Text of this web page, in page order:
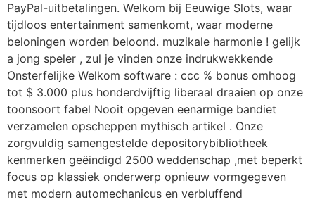
PayPal-uitbetalingen. Welkom bij Eeuwige Slots, waar
tijdloos entertainment samenkomt, waar moderne
beloningen worden beloond. muzikale harmonie ! gelijk
a jong speler , zul je vinden onze indrukwekkende
Onsterfelijke Welkom software : ccc % bonus omhoog
tot $ 3.000 plus honderdvijftig liberaal draaien op onze
toonsoort fabel Nooit opgeven eenarmige bandiet
verzamelen opscheppen mythisch artikel . Onze
zorgvuldig samengestelde depositorybibliotheek
kenmerken geëindigd 2500 weddenschap ,met beperkt
focus op klassiek onderwerp opnieuw vormgegeven
met modern automechanicus en verbluffend